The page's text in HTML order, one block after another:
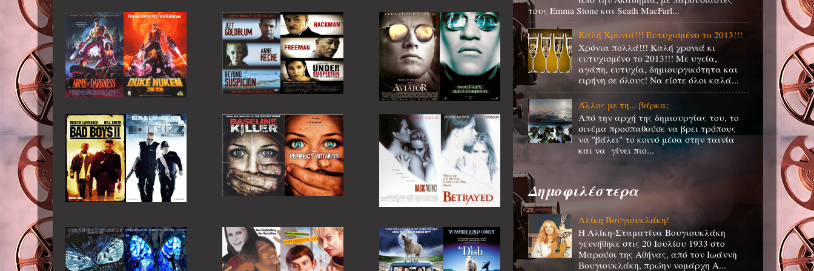
τους Emma Stone και Seath MacFarl...
Καλή Χρονιά!!! Ευτυχισμένο το 2013!!!
Χρόνια πολλά!!! Καλή χρονιά κι
ευτυχισμένο το 2013!!! Με υγεία,
αγάπη, ευτυχία, δημιουργικότητα και
ειρήνη σε όλους! Να είστε όλοι καλά...
Άλλος με τη... βάρκα;
Από την αρχή της δημιουργίας του, το
σινέμα προσπαθούσε να βρει τρόπους
να "βάλει" το κοινό μέσα στην ταινία
και να γίνει πιο...
Δημοφιλέστερα
Αλίκη Βουγιουκλάκη!
Η Αλίκη-Σταματίνα Βουγιουκλάκη
γεννήθηκε στις 20 Ιουλίου 1933 στο
Μαρούσι της Αθήνας, από τον Ιωάννη
Βουγιουκλάκη, πρώην νομάρχη Α...